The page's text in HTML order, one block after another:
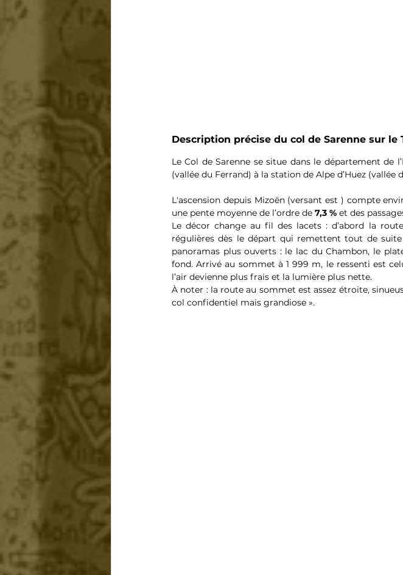
Description précise du col de Sarenne sur le
Le Col de Sarenne se situe dans le département
(vallée du Ferrand) à la station de Alpe d’Huez (vallée
L'ascension depuis Mizoën (versant est ) compte
une pente moyenne de l’ordre de 7,3 % et des
Le décor change au fil des lacets : d’abord la
régulières dès le départ qui remettent tout de
panoramas plus ouverts : le lac du Chambon, le
fond. Arrivé au sommet à 1 999 m, le ressenti est
l’air devienne plus frais et la lumière plus nette.
À noter : la route au sommet est assez étroite,
col confidentiel mais grandiose ».